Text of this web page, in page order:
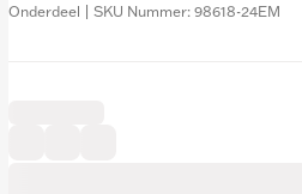
Onderdeel | SKU Nummer: 98618-24EM